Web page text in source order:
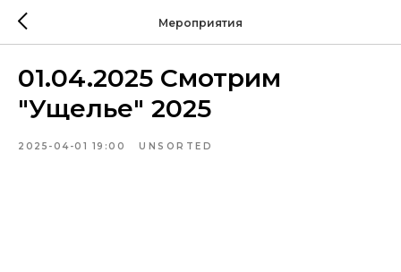
Мероприятия
01.04.2025 Смотрим
"Ущелье" 2025
2025-04-01 19:00 UNSORTED